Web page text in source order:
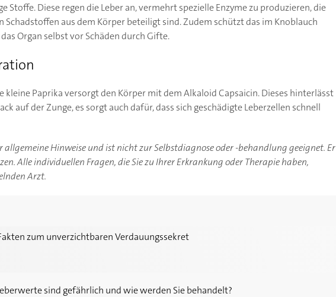
Stoffe. Diese regen die Leber an, vermehrt spezielle Enzyme zu produzieren, die
Schadstoffen aus dem Körper beteiligt sind. Zudem schützt das im Knoblauch
Organ selbst vor Schäden durch Gifte.
kleine Paprika versorgt den Körper mit dem Alkaloid Capsaicin. Dieses hinterlässt
auf der Zunge, es sorgt auch dafür, dass sich geschädigte Leberzellen schnell
Hinweise und ist nicht zur Selbstdiagnose oder -behandlung geeignet. Er
Alle individuellen Fragen, die Sie zu Ihrer Erkrankung oder Therapie haben,
Arzt.
zum unverzichtbaren Verdauungssekret
Verdauungssekret
sind gefährlich und wie werden Sie behandelt?